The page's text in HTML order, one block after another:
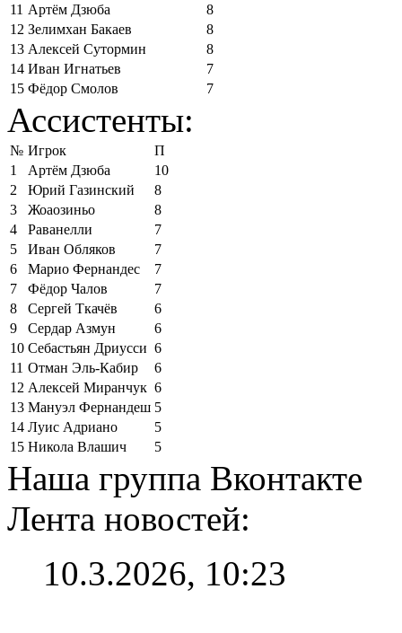
11 Артём Дзюба
8
12 Зелимхан Бакаев
8
13 Алексей Сутормин
8
14 Иван Игнатьев
7
15 Фёдор Смолов 7
Ассистенты:
№ Игрок
П
1
Артём Дзюба
10
2
Юрий Газинский
8
3
Жоаозиньо
8
4
Раванелли
7
5
Иван Обляков
7
6
Марио Фернандес
7
7
Фёдор Чалов
7
8
Сергей Ткачёв
6
9
Сердар Азмун
6
10 Себастьян Дриусси 6
11 Отман Эль-Кабир
6
12 Алексей Миранчук 6
13 Мануэл Фернандеш 5
14 Луис Адриано
5
15 Никола Влашич 5
Наша группа Вконтакте
Лента новостей:
10.3.2026, 10:23